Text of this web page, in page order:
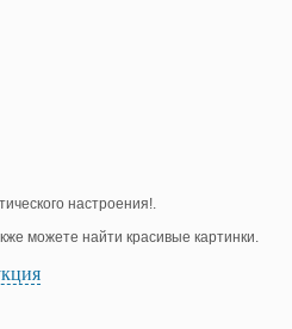
настроения!.
можете найти красивые картинки.